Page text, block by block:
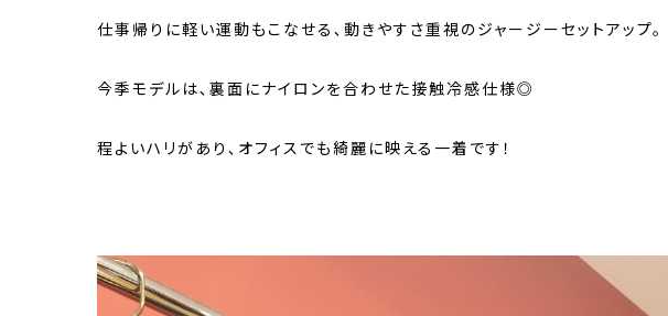
仕事帰りに軽い運動もこなせる､動きやすさ重視のジャージーセットアップ。
今季モデルは､裏面にナイロンを合わせた接触冷感仕様◎
程よいハリがあり､オフィスでも綺麗に映える一着です！